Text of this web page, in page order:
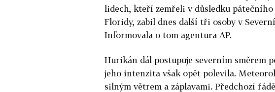
lidech, kteří zemřeli v důsledku
Floridy, zabil dnes další tři osoby v
Informovala o tom agentura AP.
Hurikán dál postupuje severním směrem
jeho intenzita však opět polevila. M
silným větrem a záplavami. Předchozí